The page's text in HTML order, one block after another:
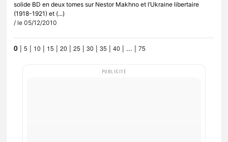
solide BD en deux tomes sur Nestor Makhno et l’Ukraine libertaire
(1918-1921) et (...)
/ le 05/12/2010
0 | 5 | 10 | 15 | 20 | 25 | 30 | 35 | 40 | ... | 75
PUBLICITÉ